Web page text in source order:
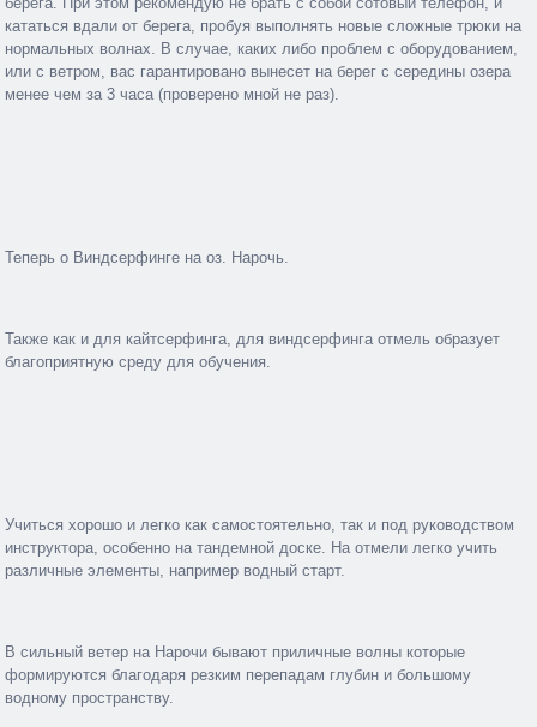
кататься вдали от берега, пробуя выполнять новые сложные трюки на
нормальных волнах. В случае, каких либо проблем с оборудованием,
или с ветром, вас гарантировано вынесет на берег с середины озера
менее чем за 3 часа (проверено мной не раз).
Теперь о Виндсерфинге на оз. Нарочь.
Также как и для кайтсерфинга, для виндсерфинга отмель образует
благоприятную среду для обучения.
Учиться хорошо и легко как самостоятельно, так и под руководством
инструктора, особенно на тандемной доске. На отмели легко учить
различные элементы, например водный старт.
В сильный ветер на Нарочи бывают приличные волны которые
формируются благодаря резким перепадам глубин и большому
водному пространству.